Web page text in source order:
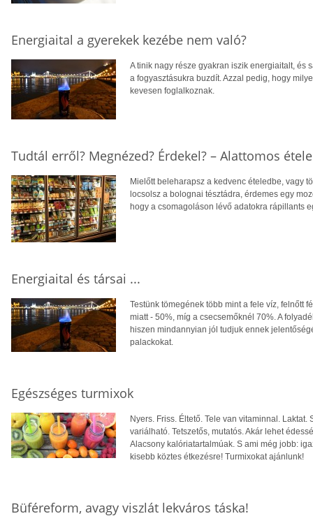
Energiaital a gyerekek kezébe nem való?
A tinik nagy része gyakran iszik energiaitalt, és
a fogyasztásukra buzdít. Azzal pedig, hogy
kevesen foglalkoznak.
Tudtál erről? Megnézed? Érdekel? – Alattomos
Mielőtt beleharapsz a kedvenc ételedbe, vagy
locsolsz a bolognai tésztádra, érdemes egy
hogy a csomagoláson lévő adatokra rápillants
Energiaital és társai ...
Testünk tömegének több mint a fele víz, felnőtt
miatt - 50%, míg a csecsemőknél 70%. A
hiszen mindannyian jól tudjuk ennek
palackokat.
Egészséges turmixok
Nyers. Friss. Éltető. Tele van vitaminnal.
variálható. Tetszetős, mutatós. Akár lehet
Alacsony kalóriatartalmúak. S ami még jobb:
kisebb köztes étkezésre! Turmixokat ajánlunk!
Büféreform, avagy viszlát lekváros táska!